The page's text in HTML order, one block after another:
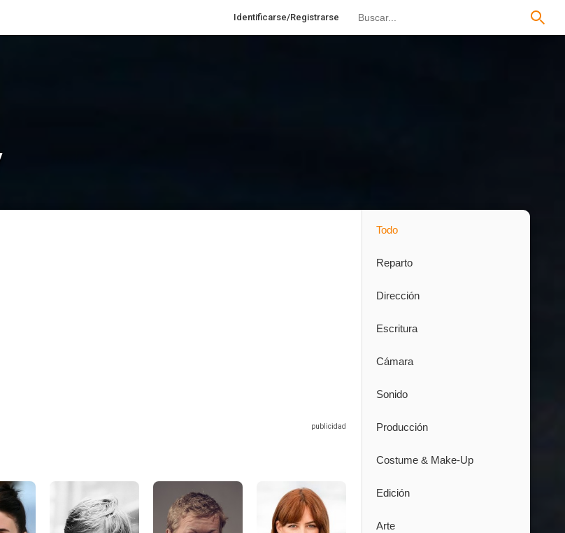
Identificarse/Registrarse
Todo
Reparto
Dirección
Escritura
Cámara
Sonido
Producción
Costume & Make-Up
Edición
Arte